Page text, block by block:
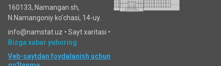
160133, Namangan sh,
N.Namangoniy ko'chasi, 14-uy.
info@namstat.uz • Sayt xaritasi •
Bizga xabar yuboring
Veb-saytdan foydalanish uchun